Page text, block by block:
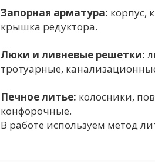
Запорная арматура: корпус,
крышка редуктора.
Люки и ливневые решетки:
тротуарные,
Печное литье: колосники,
конфорочные.
В работе используем метод